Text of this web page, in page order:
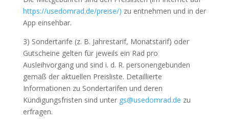
https://usedomrad.de/preise/) zu entnehmen und in der
App einsehbar.
3) Sondertarife (z. B. Jahrestarif, Monatstarif) oder
Gutscheine gelten für jeweils ein Rad pro
Ausleihvorgang und sind i. d. R. personengebunden
gemäß der aktuellen Preisliste. Detaillierte
Informationen zu Sondertarifen und deren
Kündigungsfristen sind unter gs@usedomrad.de zu
erfragen.